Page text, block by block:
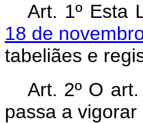
Art. 1º Esta
18 de
tabeliães e
Art. 2º O
passa a